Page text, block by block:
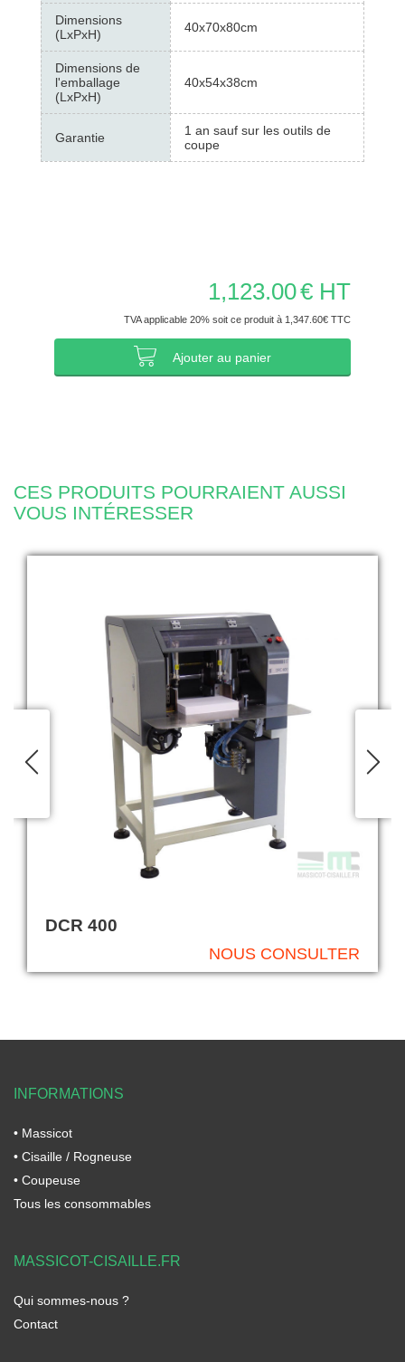
Dimensions
(LxPxH)
40x70x80cm
Dimensions de
l'emballage
(LxPxH)
40x54x38cm
Garantie
1 an sauf sur les outils de
coupe
1,123.00€ HT
TVA applicable 20% soit ce produit à 1,347.60€ TTC
Ajouter au panier
CES PRODUITS POURRAIENT AUSSI
VOUS INTÉRESSER
DCR 400
NOUS CONSULTER
INFORMATIONS
• Massicot
• Cisaille / Rogneuse
• Coupeuse
Tous les consommables
MASSICOT-CISAILLE.FR
Qui sommes-nous ?
Contact